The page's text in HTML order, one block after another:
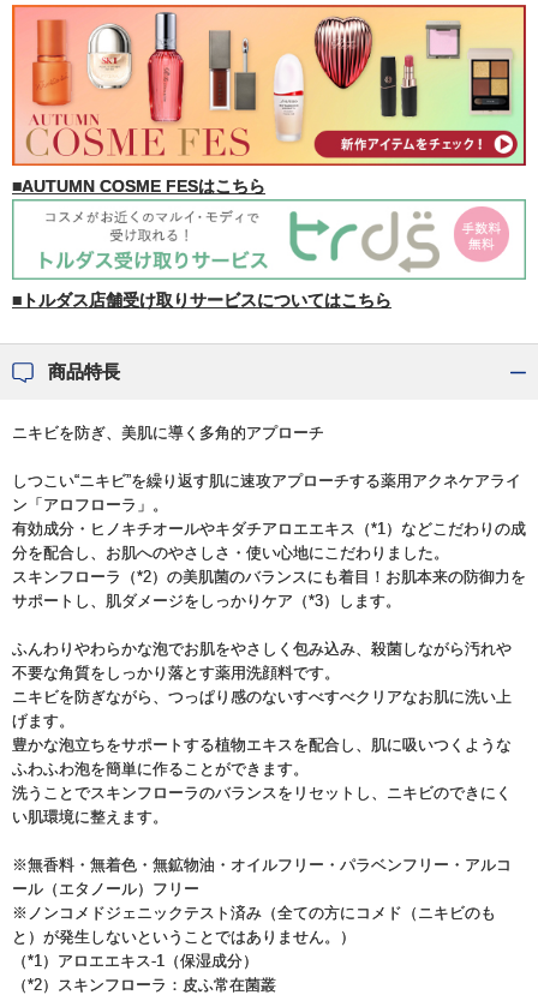
■AUTUMN COSME FESはこちら
■トルダス店舗受け取りサービスについてはこちら
商品特長
ニキビを防ぎ、美肌に導く多角的アプローチ
しつこい“ニキビ”を繰り返す肌に速攻アプローチする薬用アクネケアライ
ン「アロフローラ」。
有効成分・ヒノキチオールやキダチアロエエキス（*1）などこだわりの成
分を配合し、お肌へのやさしさ・使い心地にこだわりました。
スキンフローラ（*2）の美肌菌のバランスにも着目！お肌本来の防御力を
サポートし、肌ダメージをしっかりケア（*3）します。
ふんわりやわらかな泡でお肌をやさしく包み込み、殺菌しながら汚れや
不要な角質をしっかり落とす薬用洗顔料です。
ニキビを防ぎながら、つっぱり感のないすべすべクリアなお肌に洗い上
げます。
豊かな泡立ちをサポートする植物エキスを配合し、肌に吸いつくような
ふわふわ泡を簡単に作ることができます。
洗うことでスキンフローラのバランスをリセットし、ニキビのできにく
い肌環境に整えます。
※無香料・無着色・無鉱物油・オイルフリー・パラベンフリー・アルコ
ール（エタノール）フリー
※ノンコメドジェニックテスト済み（全ての方にコメド（ニキビのも
と）が発生しないということではありません。）
（*1）アロエエキス-1（保湿成分）
（*2）スキンフローラ：皮ふ常在菌叢